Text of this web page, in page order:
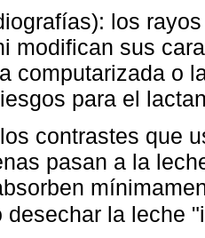
los
modifican sus
computarizada o
para el
contrastes que
pasan a la
desechar la leche